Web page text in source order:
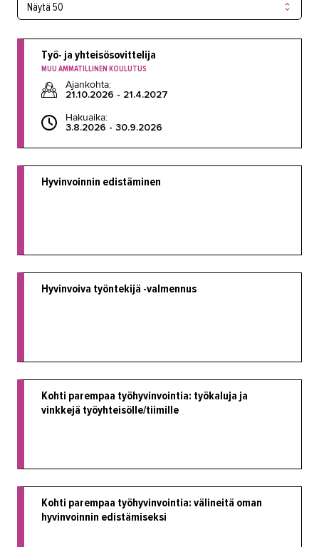
Rakentaminen
Sosiaali- ja terveysala
Sähköala
Talotekniikka ja kylmäala
Urheiluhieronta
Työyhteisö ja työura
työllisyyspalveluita
Osaajana suomalaisessa
työelämässä
Urabooster-koulutus
VoimaKoulussa opiskelun
Valimotekniikka
Työ- ja yhteisösovittelija
MUU AMMATILLINEN KOULUTUS
Ajankohta:
21.10.2026 - 21.4.2027
Hakuaika:
3.8.2026 - 30.9.2026
Hyvinvoinnin edistäminen
Hyvinvoiva työntekijä -valmennus
Kohti parempaa työhyvinvointia: työkaluja ja
vinkkejä työyhteisölle/tiimille
Kohti parempaa työhyvinvointia: välineitä oman
hyvinvoinnin edistämiseksi